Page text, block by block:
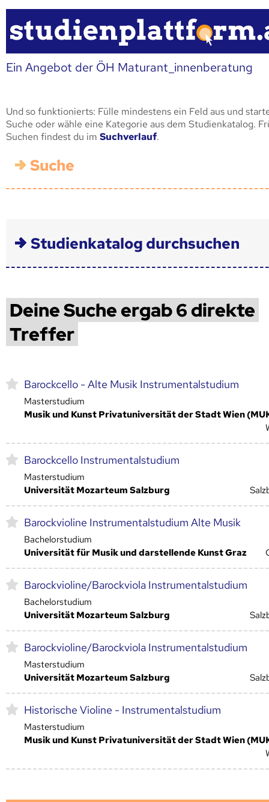
Ein Angebot der ÖH Maturant_innenberatung
Und so funktionierts: Fülle mindestens ein Feld aus und
Suche oder wähle eine Kategorie aus dem Studienkatalog.
Suchen findest du im Suchverlauf.
Suche
Studienkatalog durchsuchen
Deine Suche ergab 6 direkte
Treffer
Barockcello - Alte Musik Instrumentalstudium
Masterstudium
Musik und Kunst Privatuniversität der Stadt Wien
Barockcello Instrumentalstudium
Masterstudium
Universität Mozarteum Salzburg
Barockvioline Instrumentalstudium Alte Musik
Bachelorstudium
Universität für Musik und darstellende Kunst Graz
Barockvioline/Barockviola Instrumentalstudium
Bachelorstudium
Universität Mozarteum Salzburg
Barockvioline/Barockviola Instrumentalstudium
Masterstudium
Universität Mozarteum Salzburg
Historische Violine - Instrumentalstudium
Masterstudium
Musik und Kunst Privatuniversität der Stadt Wien